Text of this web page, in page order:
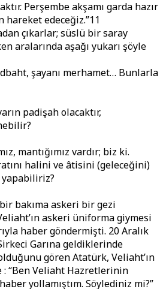
Perşembe akşamı garda hazır
hareket edeceğiz.”11
çıkarlar; süslü bir saray
aralarında aşağı yukarı şöyle
şayanı merhamet… Bunlarla
padişah olacaktır,
mantığımız vardır; biz ki.
halini ve âtisini (geleceğini)
yapabiliriz?
bakıma askeri bir gezi
askeri üniforma giymesi
haber göndermişti. 20 Aralık
Garına geldiklerinde
gören Atatürk, Veliaht’ın
: “Ben Veliaht Hazretlerinin
yollamıştım. Söylediniz mi?”